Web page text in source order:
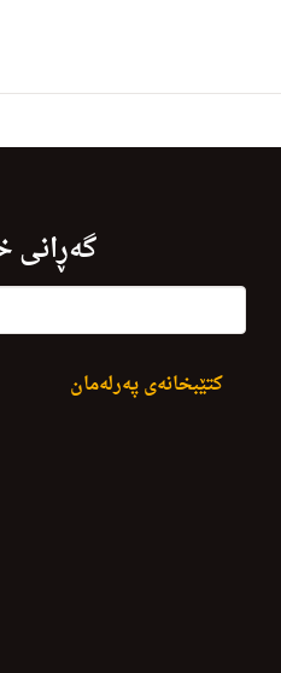
گەڕانی
کتێبخانەی پەرلەمان